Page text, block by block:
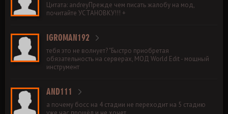
Цитата: andreyПрежде чем писать жалобу на мод,
почитайте УСТАНОВКУ!!! +
IGROMAN192
тебя это не волнует? "Быстро приобретая
обязательность на серверах, МОД World Edit - мощный
инструмент
AND111
а почему босс на 4 стадии не переходит на 5 стадию